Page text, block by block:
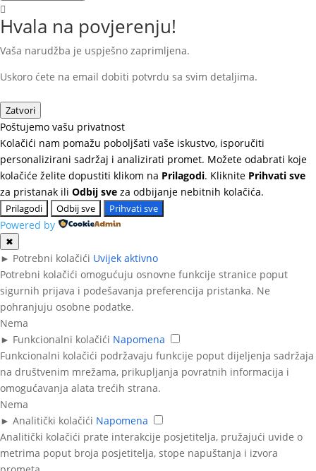
Hvala na povjerenju!
Vaša narudžba je uspješno zaprimljena.
Uskoro ćete na email dobiti potvrdu sa svim detaljima.
Zatvori
Poštujemo vašu privatnost
Kolačići nam pomažu poboljšati vaše iskustvo, isporučiti
personalizirani sadržaj i analizirati promet. Možete odabrati koje
kolačiće želite dopustiti klikom na Prilagodi. Kliknite Prihvati sve
za pristanak ili Odbij sve za odbijanje nebitnih kolačića.
Prilagodi Odbij sve Prihvati sve
Powered by
✖
► Potrebni kolačići Uvijek aktivno
Potrebni kolačići omogućuju osnovne funkcije stranice poput
sigurnih prijava i podešavanja preferencija pristanka. Ne
pohranjuju osobne podatke.
Nema
► Funkcionalni kolačići Napomena
Funkcionalni kolačići podržavaju funkcije poput dijeljenja sadržaja
na društvenim mrežama, prikupljanja povratnih informacija i
omogućavanja alata trećih strana.
Nema
► Analitički kolačići Napomena
Analitički kolačići prate interakcije posjetitelja, pružajući uvide o
metrima poput broja posjetitelja, stope napuštanja i izvora